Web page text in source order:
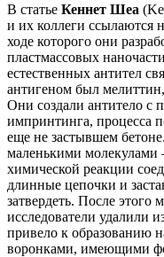
В статье Кеннет Шеа
и их коллеги ссылаются
ходе которого они
пластмассовых
естественных антител
антигеном был
Они создали антитело с
импринтинга, процесса
еще не застывшем
маленькими
химической реакции
длинные цепочки и
затвердеть. После
исследователи удалили
привело к образованию
воронками, имеющими